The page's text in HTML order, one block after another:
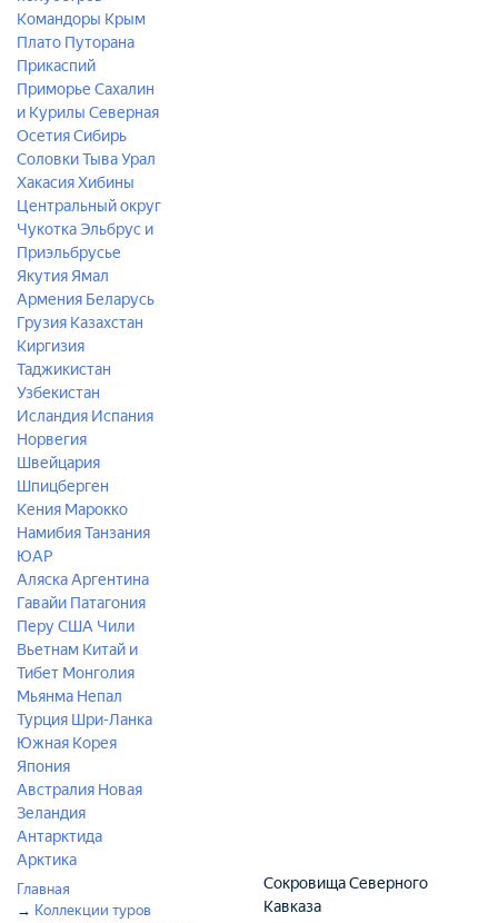
Командоры Крым
Плато Путорана
Прикаспий
Приморье Сахалин
и Курилы Северная
ОсетияСибирь
СоловкиТываУрал
ХакасияХибины
Центральный округ
ЧукоткаЭльбрус и
Приэльбрусье
Якутия Ямал
Армения Беларусь
Грузия Казахстан
Киргизия
Таджикистан
Узбекистан
Исландия Испания
Норвегия
Швейцария
Шпицберген
Кения Марокко
НамибияТанзания
ЮАР
АляскаАргентина
Гавайи Патагония
Перу США Чили
Вьетнам Китай и
Тибет Монголия
Мьянма Непал
Турция Шри-Ланка
Южная Корея
Япония
Австралия Новая
Зеландия
Антарктида
Арктика
Главная
→ Коллекции туров
Сокровища Северного
Кавказа